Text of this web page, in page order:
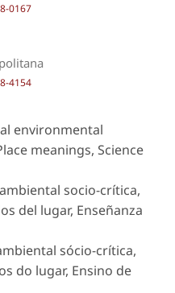
0167
4154
environmental
meanings, Science
socio-crítica,
del lugar, Enseñanza
sócio-crítica,
do lugar, Ensino de